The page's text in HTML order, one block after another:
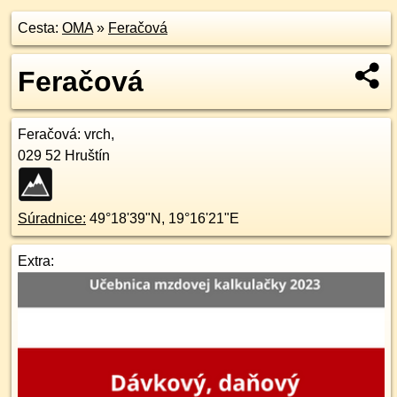
Cesta: OMA» Feračová
Feračová
Feračová: vrch,
029 52 Hruštín
Súradnice: 49°18'39"N , 19°16'21"E
Extra: